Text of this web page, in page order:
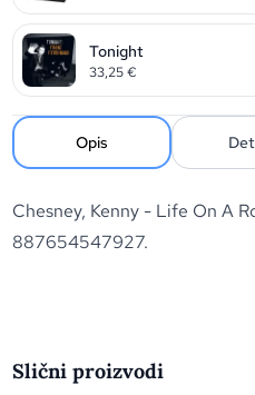
Tonight
33,25€
Opis
Chesney, Kenny - Life On A
887654547927.
Slični proizvodi